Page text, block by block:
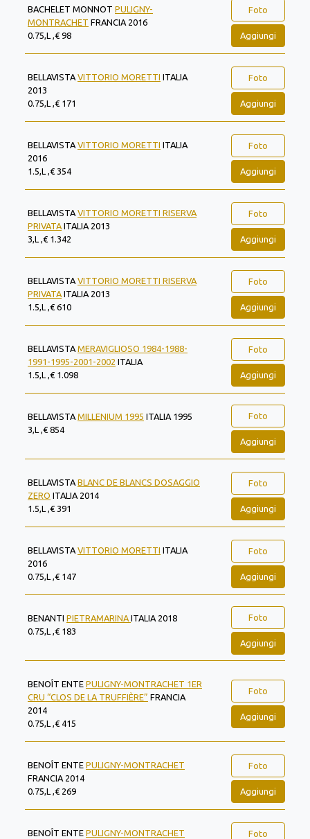
BACHELET MONNOT PULIGNY-
MONTRACHET FRANCIA 2016
0.75,L ,€ 98
Foto
Aggiungi
BELLAVISTA VITTORIO MORETTI ITALIA
2013
0.75,L ,€ 171
Foto
Aggiungi
BELLAVISTA VITTORIO MORETTI ITALIA
2016
1.5,L ,€ 354
Foto
Aggiungi
BELLAVISTA VITTORIO MORETTI RISERVA
PRIVATA ITALIA 2013
3,L ,€ 1.342
Foto
Aggiungi
BELLAVISTA VITTORIO MORETTI RISERVA
PRIVATA ITALIA 2013
1.5,L ,€ 610
Foto
Aggiungi
BELLAVISTA MERAVIGLIOSO 1984-1988-
1991-1995-2001-2002 ITALIA
1.5,L ,€ 1.098
Foto
Aggiungi
BELLAVISTA MILLENIUM 1995 ITALIA 1995
3,L ,€ 854
Foto
Aggiungi
BELLAVISTA BLANC DE BLANCS DOSAGGIO
ZERO ITALIA 2014
1.5,L ,€ 391
Foto
Aggiungi
BELLAVISTA VITTORIO MORETTI ITALIA
2016
0.75,L ,€ 147
Foto
Aggiungi
BENANTI PIETRAMARINA ITALIA 2018
0.75,L ,€ 183
Foto
Aggiungi
BENOÎT ENTE PULIGNY-MONTRACHET 1ER
CRU “CLOS DE LA TRUFFIÈRE” FRANCIA
2014
0.75,L ,€ 415
Foto
Aggiungi
BENOÎT ENTE PULIGNY-MONTRACHET
FRANCIA 2014
0.75,L ,€ 269
Foto
Aggiungi
BENOÎT ENTE PULIGNY-MONTRACHET
Foto